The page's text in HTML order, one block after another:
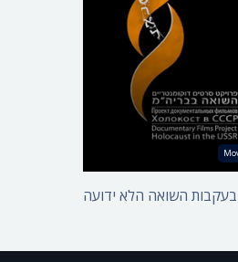
אנחנו מרשים לכם למות
מגירות הזיכרון
עד הצעד האחרון
שומרי הזיכרון
החזית המזרחית
בעקבות השואה הלא ידועה